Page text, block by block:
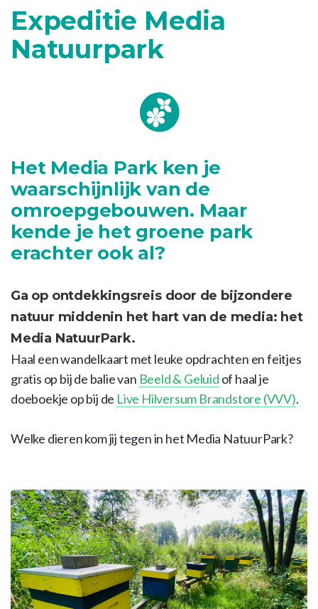
Expeditie Media
Natuurpark
Het Media Park ken je
waarschijnlijk van de
omroepgebouwen. Maar
kende je het groene park
erachter ook al?
Ga op ontdekkingsreis door de bijzondere
natuur middenin het hart van de media: het
Media NatuurPark.
Haal een wandelkaart met leuke opdrachten en feitjes
gratis op bij de balie van Beeld & Geluid of haal je
doeboekje op bij de Live Hilversum Brandstore (VVV).
Welke dieren kom jij tegen in het Media NatuurPark?